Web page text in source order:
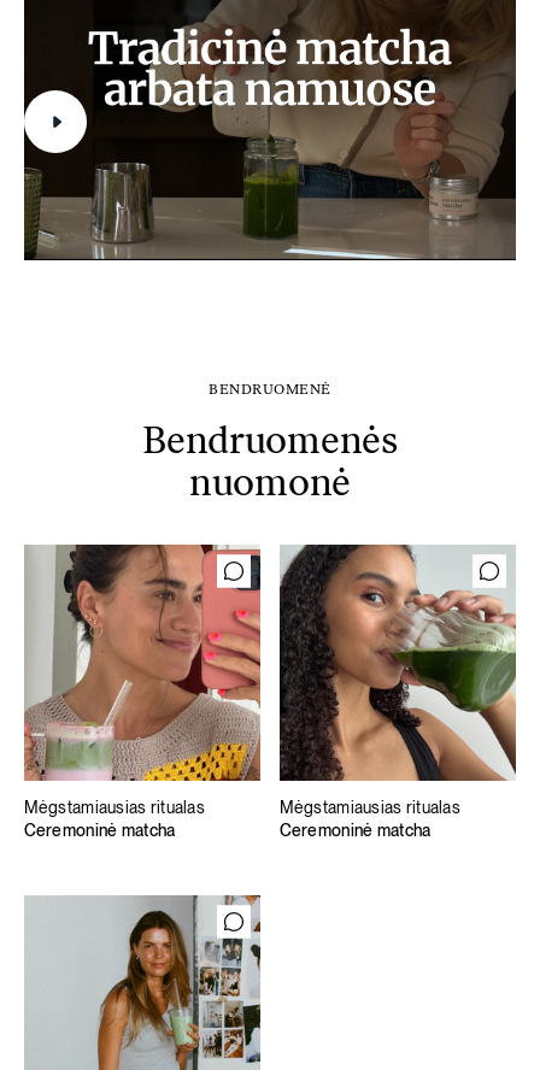
BENDRUOMENĖ
Bendruomenės
nuomonė
Mėgstamiausias ritualas
Ceremoninė matcha
Mėgstamiausias ritualas
Ceremoninė matcha